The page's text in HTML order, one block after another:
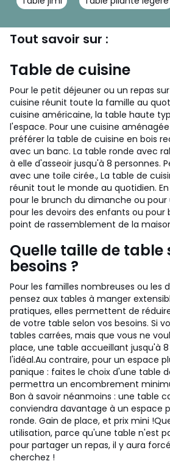
Tout savoir sur :
Table de cuisine
Pour le petit déjeuner ou un repas
cuisine réunit toute la famille au
cuisine américaine, la table haute
l'espace. Pour une cuisine
préférer la table de cuisine en bois
avec un banc. La table ronde avec
à elle d'asseoir jusqu'à 8 personnes.
avec une toile cirée., La table de
réunit tout le monde au quotidien.
pour le brunch du dimanche ou
pour les devoirs des enfants ou pour
point de rassemblement de la
Quelle taille de table
besoins ?
Pour les familles nombreuses ou les
pensez aux tables à manger
pratiques, elles permettent de
de votre table selon vos besoins. Si
tables carrées, mais que vous ne
place, une table accueillant jusqu'à
l'idéal.Au contraire, pour un espace
panique : faites le choix d'une table
permettra un encombrement
Bon à savoir néanmoins : une table
conviendra davantage à un espace
ronde. Gain de place, et prix mini !
utilisation, parce qu'une table n'est
pour partager un repas, il y aura
cherchez !